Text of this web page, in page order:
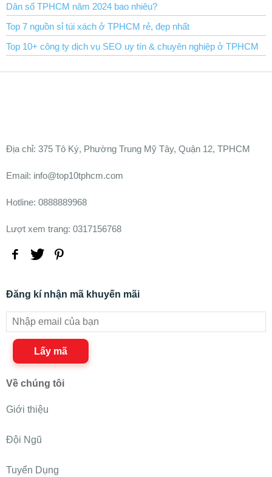
Dân số TPHCM năm 2024 bao nhiêu?
Top 7 nguồn sỉ túi xách ở TPHCM rẻ, đẹp nhất
Top 10+ công ty dịch vụ SEO uy tín & chuyên nghiệp ở TPHCM
Ðịa chỉ: 375 Tô Ký, Phường Trung Mỹ Tây, Quận 12, TPHCM
Email: info@top10tphcm.com
Hotline: 0888889968
Lượt xem trang: 0317156768
Đăng kí nhận mã khuyến mãi
Lấy mã
Về chúng tôi
Giới thiệu
Đội Ngũ
Tuyển Dụng